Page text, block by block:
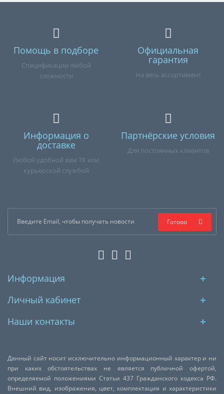
Помощь в подборе
Спецификации любой
сложности
Официальная
гарантия
На весь ассортимент
Информация о
доставке
Любой удобной вам ТК или
курьерской службой
Партнёрские условия
Для постоянных клиентов
Готово
Информация
Личный кабинет
Наши контакты
Данный сайт носит исключительно информационный характер и ни
при каких обстоятельствах не является публичной офертой,
определяемой положениями Статьи 437 Гражданского кодекса РФ.
Внешний вид, изображения, цвет, комплектация и характеристики